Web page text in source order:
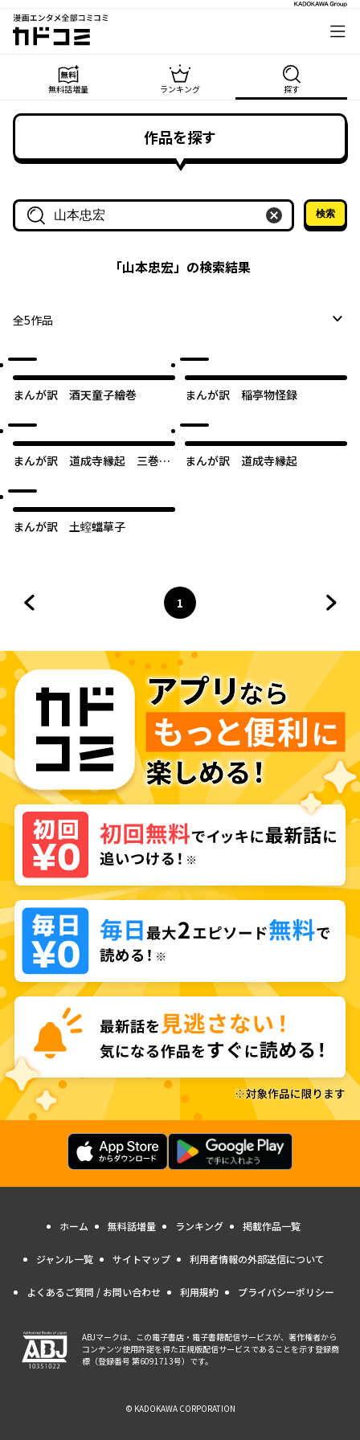
漫画エンタメ全部コミコミ
カドコミ
無料話増量 ランキング 探す
作品を探す
作品名・作家名で探す
検索
「山本忠宏」の検索結果
全5作品
まんが訳 酒天童子繪巻 まんが訳 稲亭物怪録
まんが訳 道成寺縁起 三巻本
まんが訳 道成寺縁起
まんが訳 土螲蟷草子
ページ
1
へ
ホーム 無料話増量 ランキング 掲載作品一覧
ジャンル一覧 サイトマップ 利用者情報の外部送信について
よくあるご質問 / お問い合わせ 利用規約 プライバシーポリシー
ABJマークは、この電子書店・電子書籍配信サービスが、著作権者から
コンテンツ使用許諾を得た正規版配信サービスであることを示す登録商
標（登録番号 第6091713号）です。
© KADOKAWA CORPORATION